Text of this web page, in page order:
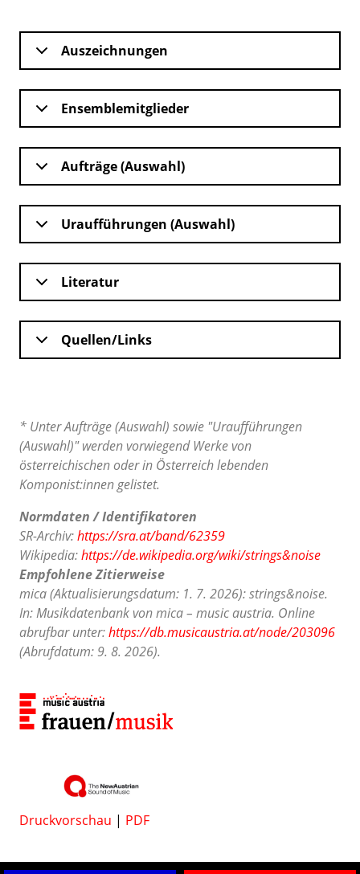
Auszeichnungen
Ensemblemitglieder
Aufträge (Auswahl)
Uraufführungen (Auswahl)
Literatur
Quellen/Links
* Unter Aufträge (Auswahl) sowie "Uraufführungen
(Auswahl)" werden vorwiegend Werke von
österreichischen oder in Österreich lebenden
Komponist:innen gelistet.
Normdaten / Identifikatoren
SR-Archiv:https://sra.at/band/62359
Wikipedia:https://de.wikipedia.org/wiki/strings&noise
Empfohlene Zitierweise
mica (Aktualisierungsdatum: 1. 7. 2026): strings&noise.
In: Musikdatenbank von mica – music austria. Online
abrufbar unter:https://db.musicaustria.at/node/203096
(Abrufdatum: 9. 8. 2026).
Druckvorschau | PDF